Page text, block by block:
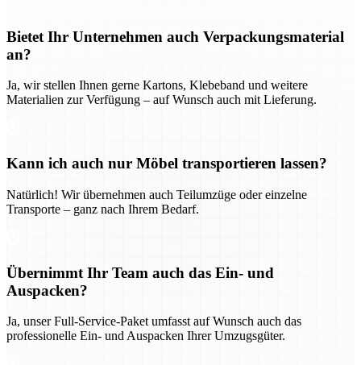
Bietet Ihr Unternehmen auch Verpackungsmaterial
an?
Ja, wir stellen Ihnen gerne Kartons, Klebeband und weitere
Materialien zur Verfügung – auf Wunsch auch mit Lieferung.
Kann ich auch nur Möbel transportieren lassen?
Natürlich! Wir übernehmen auch Teilumzüge oder einzelne
Transporte – ganz nach Ihrem Bedarf.
Übernimmt Ihr Team auch das Ein- und
Auspacken?
Ja, unser Full-Service-Paket umfasst auf Wunsch auch das
professionelle Ein- und Auspacken Ihrer Umzugsgüter.